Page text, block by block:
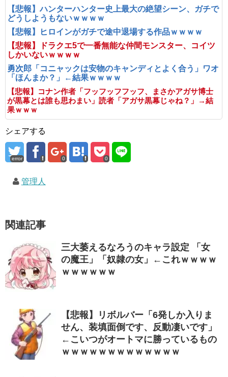
【悲報】ハンターハンター史上最大の絶望シーン、ガチで
どうしようもないｗｗｗｗ
【悲報】ヒロインがガチで途中退場する作品ｗｗｗｗ
【悲報】ドラクエ5で一番無能な仲間モンスター、コイツ
しかいないｗｗｗｗ
勇次郎「コニャックは安物のキャンディとよく合う」ワオ
「ほんまか？」←結果ｗｗｗｗ
【悲報】コナン作者「フッフッフフッフ、まさかアガサ博士
が黒幕とは誰も思わまい」読者「アガサ黒幕じゃね？」→結
果ｗｗｗ
シェアする
error 0 0
管理人
関連記事
三大萎えるなろうのキャラ設定 「女
の魔王」「奴隷の女」←これｗｗｗｗ
ｗｗｗｗｗｗ
【悲報】リボルバー「6発しか入りま
せん、装填面倒です、反動凄いです」
←こいつがオートマに勝っているもの
ｗｗｗｗｗｗｗｗｗｗｗｗｗ